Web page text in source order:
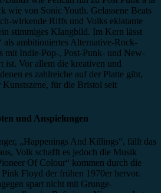
wie von Sonic Youth. Gelassene Beats
wirkende Riffs und Volks eklatante
stimmiges Klangbild. Im Kern lässt
als ambitioniertes Alternative-Rock-
mit Indie-Pop-, Post-Punk- und New-
ist. Vor allem die kreativen und
es zahlreiche auf der Platte gibt,
Kunstszene, für die Bristol seit
und Anspielungen
„Happenings And Killings“, fällt das
Volk schafft es jedoch die Musik
Of Colour“ kommen durch die
Floyd der frühen 1970er hervor.
spart nicht mit Grunge-